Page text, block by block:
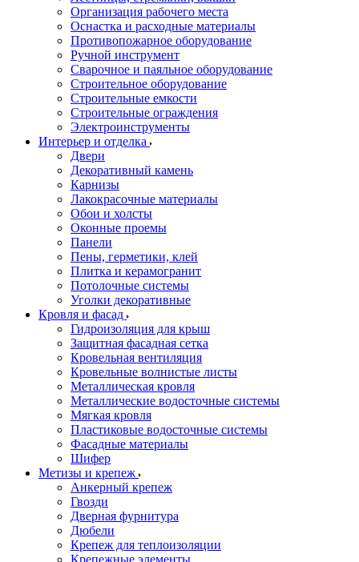
Организация рабочего места
Оснастка и расходные материалы
Противопожарное оборудование
Ручной инструмент
Сварочное и паяльное оборудование
Строительное оборудование
Строительные емкости
Строительные ограждения
Электроинструменты
Интерьер и отделка
Двери
Декоративный камень
Карнизы
Лакокрасочные материалы
Обои и холсты
Оконные проемы
Панели
Пены, герметики, клей
Плитка и керамогранит
Потолочные системы
Уголки декоративные
Кровля и фасад
Гидроизоляция для крыш
Защитная фасадная сетка
Кровельная вентиляция
Кровельные волнистые листы
Металлическая кровля
Металлические водосточные системы
Мягкая кровля
Пластиковые водосточные системы
Фасадные материалы
Шифер
Метизы и крепеж
Анкерный крепеж
Гвозди
Дверная фурнитура
Дюбели
Крепеж для теплоизоляции
Крепежные элементы